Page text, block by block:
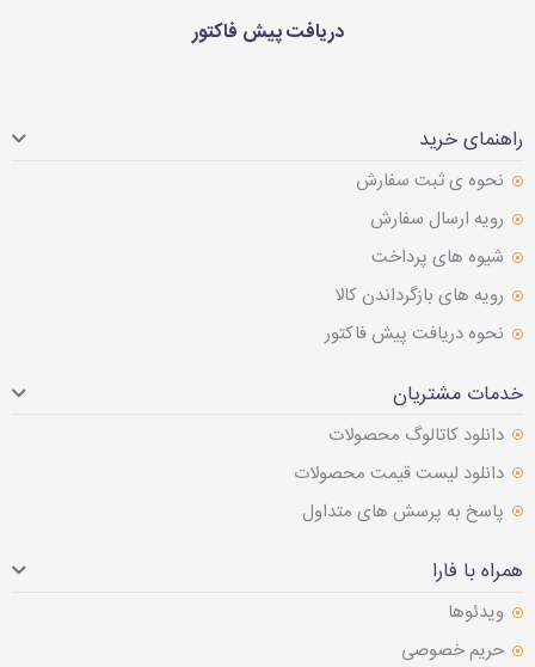
دریافت پیش فاکتور
راهنمای خرید
نحوه ی ثبت سفارش
رویه ارسال سفارش
شیوه های پرداخت
رویه های بازگرداندن کالا
نحوه دریافت پیش فاکتور
خدمات مشتریان
دانلود کاتالوگ محصولات
دانلود لیست قیمت محصولات
پاسخ به پرسش های متداول
همراه با فارا
ویدئوها
حریم خصوصی